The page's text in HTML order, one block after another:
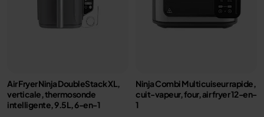
Air Fryer Ninja DoubleStack XL,
verticale, thermosonde
intelligente, 9.5L, 6-en-1
Ninja Combi Multicuiseur rapide,
cuit-vapeur, four, air fryer 12-en-
1